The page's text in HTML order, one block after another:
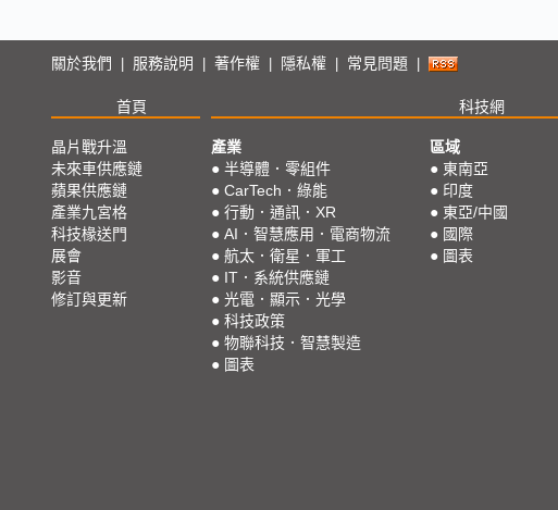
關於我們 服務說明 著作權 隱私權 常見問題
首頁 科技網
晶片戰升溫
未來車供應鏈
蘋果供應鏈
產業九宮格
科技椽送門
展會
影音
修訂與更新
產業
● 半導體．零組件
● CarTech．綠能
● 行動．通訊．XR
● AI．智慧應用．電商物流
● 航太．衛星．軍工
● IT．系統供應鏈
● 光電．顯示．光學
● 科技政策
● 物聯科技．智慧製造
● 圖表
區域
● 東南亞
● 印度
● 東亞/中國
● 國際
● 圖表